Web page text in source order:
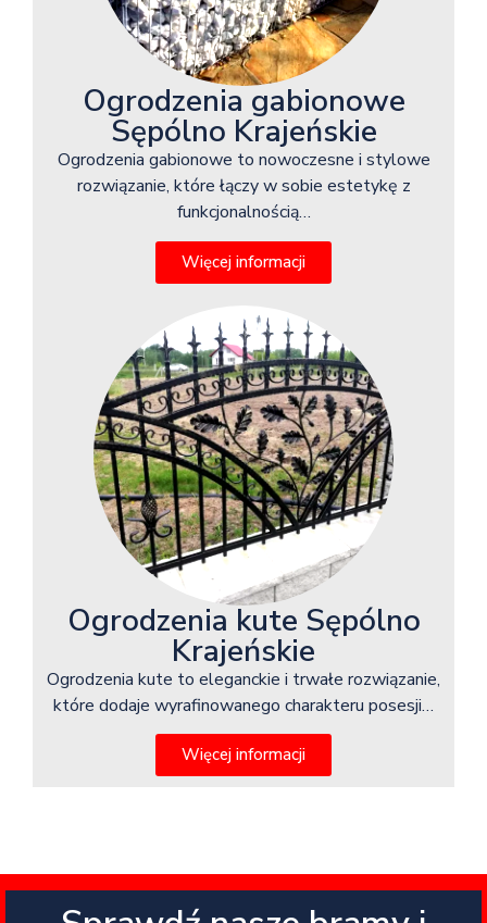
Ogrodzenia gabionowe
Sępólno Krajeńskie
Ogrodzenia gabionowe to nowoczesne i stylowe
rozwiązanie, które łączy w sobie estetykę z
funkcjonalnością…
Więcej informacji
Ogrodzenia kute Sępólno
Krajeńskie
Ogrodzenia kute to eleganckie i trwałe rozwiązanie,
które dodaje wyrafinowanego charakteru posesji…
Więcej informacji